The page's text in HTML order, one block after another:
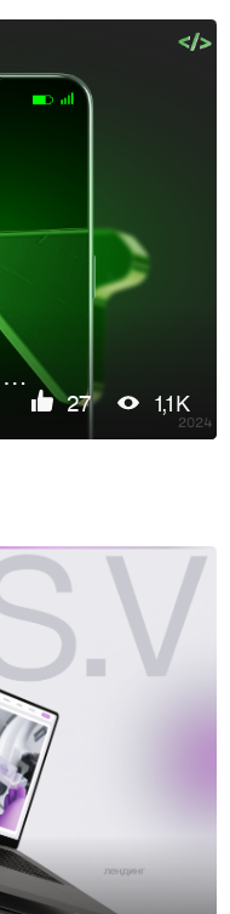
NVI Solutions | Сайты | Брендинг | UI/UX
27 1,1K